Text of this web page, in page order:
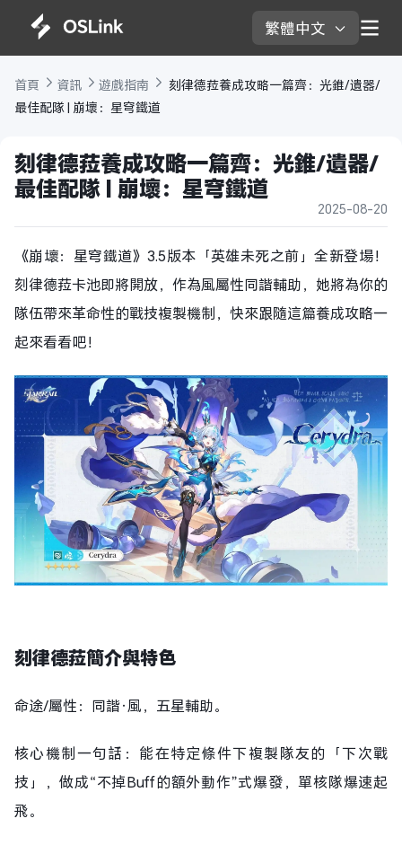
繁體中文
首頁 資訊 遊戲指南
刻律德菈養成攻略一篇齊：光錐/遺器/
最佳配隊 | 崩壞：星穹鐵道
刻律德菈養成攻略一篇齊：光錐/遺器/
最佳配隊 | 崩壞：星穹鐵道
2025-08-20
《崩壞：星穹鐵道》3.5版本「英雄未死之前」全新登場！
刻律德菈卡池即將開放，作為風屬性同諧輔助，她將為你的
隊伍帶來革命性的戰技複製機制， 快來跟隨這篇養成攻略一
起來看看吧！
刻律德菈簡介與特色
命途/屬性：同諧·風，五星輔助。
核心機制一句話：能在特定條件下複製隊友的「下次戰
技」，做成“不掉Buff的額外動作”式爆發，單核隊爆速起
飛。